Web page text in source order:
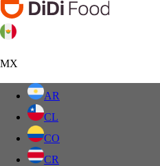
MX
AR
CL
CO
CR